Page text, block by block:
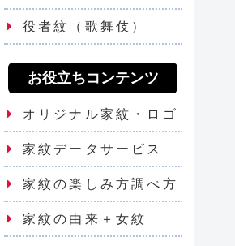
役者紋（歌舞伎）
お役立ちコンテンツ
オリジナル家紋・ロゴ
家紋データサービス
家紋の楽しみ方調べ方
家紋の由来＋女紋